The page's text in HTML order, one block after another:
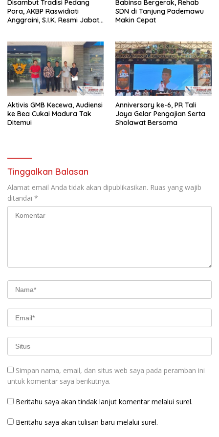
Disambut Tradisi Pedang
Pora, AKBP Raswidiati
Anggraini, S.I.K. Resmi Jabat
Babinsa Bergerak, Rehab
SDN di Tanjung Pademawu
Makin Cepat
Aktivis GMB Kecewa, Audiensi
ke Bea Cukai Madura Tak
Ditemui
Anniversary ke-6, PR Tali
Jaya Gelar Pengajian Serta
Sholawat Bersama
Tinggalkan Balasan
Alamat email Anda tidak akan dipublikasikan. Ruas yang wajib
ditandai *
Simpan nama, email, dan situs web saya pada peramban ini
untuk komentar saya berikutnya.
Beritahu saya akan tindak lanjut komentar melalui surel.
Beritahu saya akan tulisan baru melalui surel.